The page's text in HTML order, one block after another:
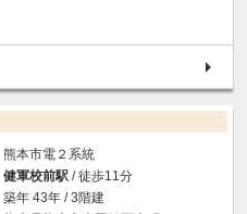
熊本市電２系統
健軍校前駅 / 徒歩11分
築年 43年 / 3階建